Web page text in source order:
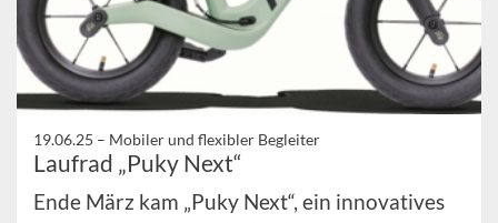
19.06.25 – Mobiler und flexibler Begleiter
Laufrad „Puky Next“
Ende März kam „Puky Next“, ein innovatives